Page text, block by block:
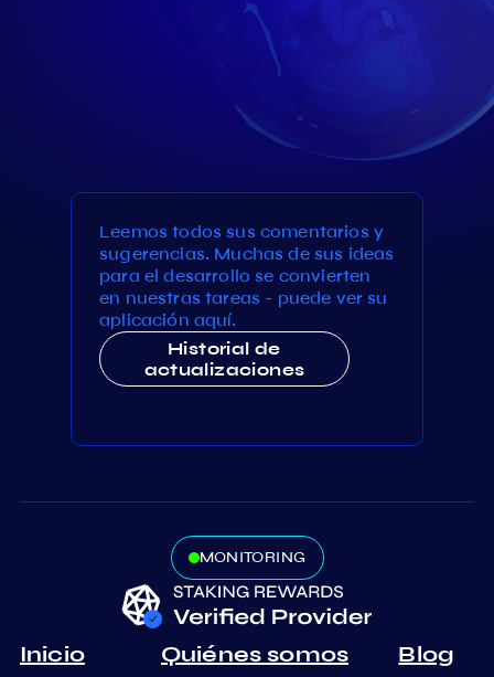
Leemos todos sus comentarios y
sugerencias. Muchas de sus ideas
para el desarrollo se convierten
en nuestras tareas - puede ver su
aplicación aquí.
Historial de
actualizaciones
MONITORING
Inicio Quiénes somos Blog